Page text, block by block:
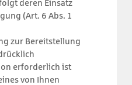
deren Einsatz
(Art. 6 Abs. 1
zur Bereitstellung
erforderlich ist
von Ihnen